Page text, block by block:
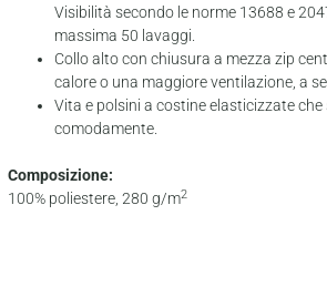
Visibilità secondo le norme 13688 e
massima 50 lavaggi.
Collo alto con chiusura a mezza zip
calore o una maggiore ventilazione, a
Vita e polsini a costine elasticizzate
comodamente.
Composizione:
100% poliestere, 280 g/m2